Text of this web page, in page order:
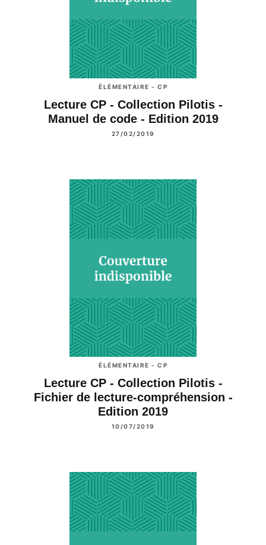
ÉLÉMENTAIRE - CP
Lecture CP - Collection Pilotis -
Manuel de code - Edition 2019
27/02/2019
ÉLÉMENTAIRE - CP
Lecture CP - Collection Pilotis -
Fichier de lecture-compréhension -
Edition 2019
10/07/2019